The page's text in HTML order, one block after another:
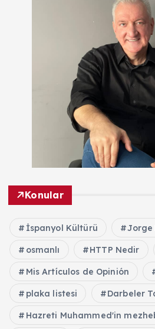
Konular
İspanyol Kültürü Jorge
osmanlı HTTP Nedir
Mis Artículos de Opinión
plaka listesi Darbeler
Hazreti Muhammed'in